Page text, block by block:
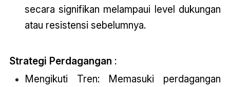
secara signifikan melampaui level dukungan
atau resistensi sebelumnya.
Strategi Perdagangan :
Mengikuti Tren: Memasuki perdagangan